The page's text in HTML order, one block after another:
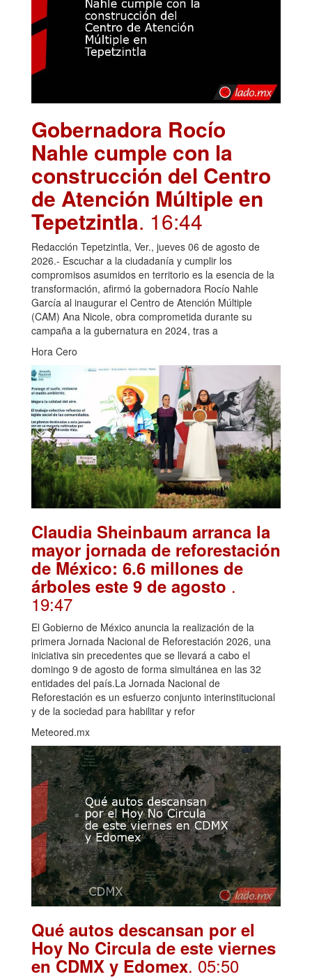
Gobernadora Rocío
Nahle cumple con la
construcción del Centro
de Atención Múltiple en
Tepetzintla. 16:44
Redacción Tepetzintla, Ver., jueves 06 de agosto de
2026.- Escuchar a la ciudadanía y cumplir los
compromisos asumidos en territorio es la esencia de la
transformación, afirmó la gobernadora Rocío Nahle
García al inaugurar el Centro de Atención Múltiple
(CAM) Ana Nicole, obra comprometida durante su
campaña a la gubernatura en 2024, tras a
Hora Cero
Claudia Sheinbaum arranca la
mayor jornada de reforestación
de México: 6.6 millones de
árboles este 9 de agosto .
19:47
El Gobierno de México anuncia la realización de la
primera Jornada Nacional de Reforestación 2026, una
iniciativa sin precedentes que se llevará a cabo el
domingo 9 de agosto de forma simultánea en las 32
entidades del país.La Jornada Nacional de
Reforestación es un esfuerzo conjunto interinstitucional
y de la sociedad para habilitar y refor
Meteored.mx
Qué autos descansan por el
Hoy No Circula de este viernes
en CDMX y Edomex. 05:50